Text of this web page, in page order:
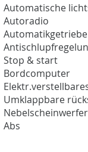
Automatische
Autoradio
Automatikgetriebe
Stop & start
Bordcomputer
Umklappbare
Nebelscheinwerfer
Abs